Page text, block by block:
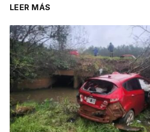
LEER MÁS